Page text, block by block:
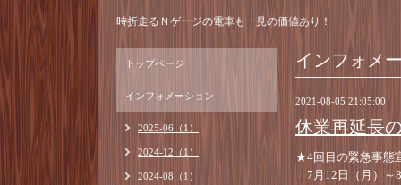
時折走るＮゲージの電車も一見の価値あり！
インフォメ
2021-08-05 21:05:00
休業再延長
★4回目の緊急事態
7月12日（月）～
トップページ
インフォメーション
2025-06（1）
2024-12（1）
2024-08（1）